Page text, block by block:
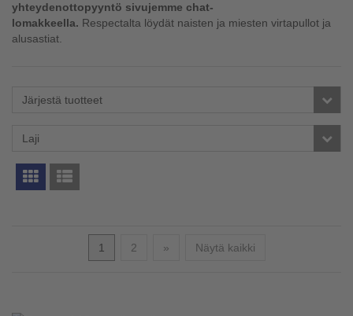
yhteydenottopyyntö sivujemme chat-
lomakkeella. Respectalta löydät naisten ja miesten virtapullot ja
alusastiat.
Järjestä tuotteet
Laji
1 2 »SeuraavaNäytä kaikki